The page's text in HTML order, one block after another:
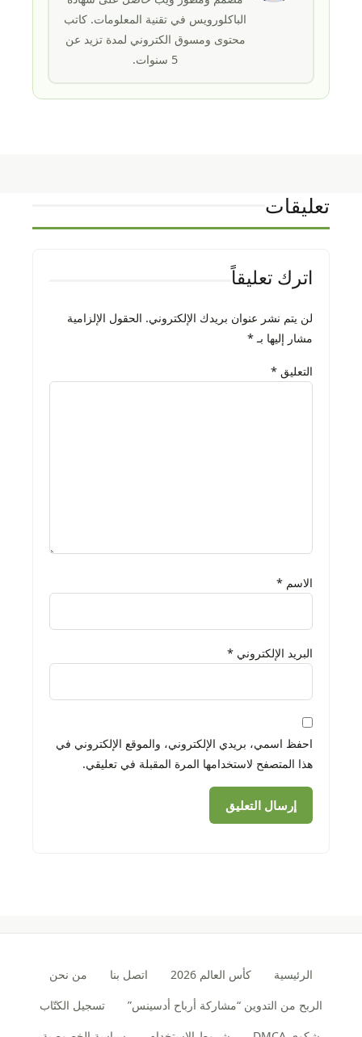
الباكلورويس في تقنية المعلومات. كاتب
محتوى ومسوق الكتروني لمدة تزيد عن
5 سنوات.
تعليقات
اترك تعليقاً
لن يتم نشر عنوان بريدك الإلكتروني. الحقول الإلزامية
مشار إليها بـ*
التعليق *
الاسم *
البريد الإلكتروني *
احفظ اسمي، بريدي الإلكتروني، والموقع الإلكتروني في
هذا المتصفح لاستخدامها المرة المقبلة في تعليقي.
الرئيسية كأس العالم 2026 اتصل بنا
من نحن
الربح من التدوين “مشاركة أرباح أدسينس”
تسجيل الكتّاب